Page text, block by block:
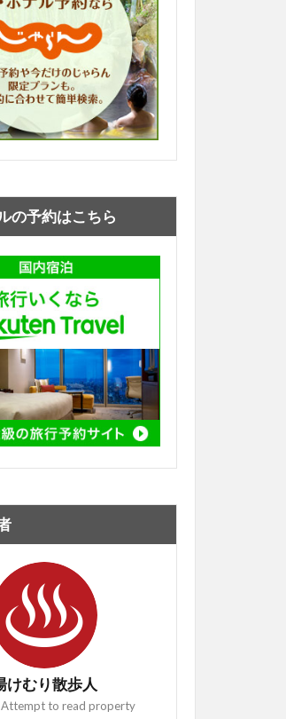
の予約はこちら
けむり散歩人
Attempt to read property